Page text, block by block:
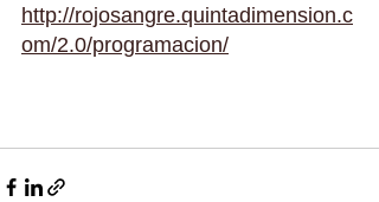
http://rojosangre.quintadimension.c
om/2.0/programacion/